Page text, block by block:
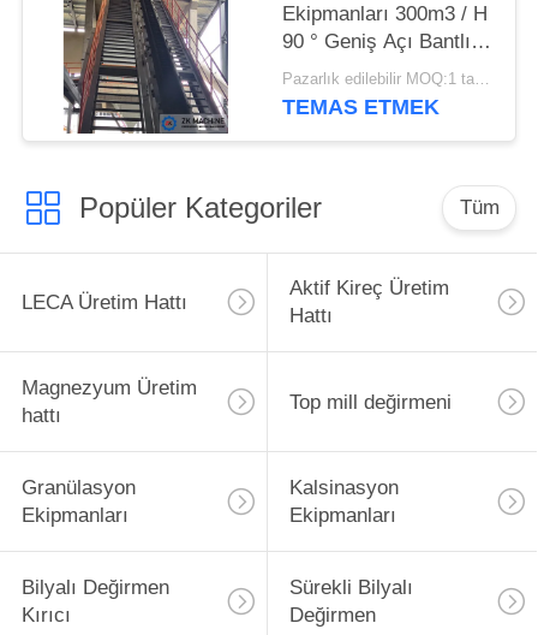
Ekipmanları 300m3 / H
90 ° Geniş Açı Bantlı
Konveyör
Pazarlık edilebilir MOQ:1 takım
TEMAS ETMEK
Popüler Kategoriler Tüm
LECA Üretim Hattı
Aktif Kireç Üretim
Hattı
Magnezyum Üretim
hattı
Top mill değirmeni
Granülasyon
Ekipmanları
Kalsinasyon
Ekipmanları
Bilyalı Değirmen
Kırıcı
Sürekli Bilyalı
Değirmen